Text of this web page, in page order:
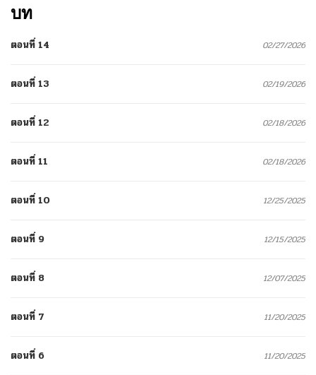
บท
ตอนที่ 14 02/27/2026
ตอนที่ 13 02/19/2026
ตอนที่ 12 02/18/2026
ตอนที่ 11 02/18/2026
ตอนที่ 10 12/25/2025
ตอนที่ 9 12/15/2025
ตอนที่ 8 12/07/2025
ตอนที่ 7 11/20/2025
ตอนที่ 6 11/20/2025